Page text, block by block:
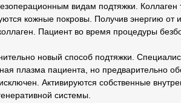
видам подтяжки.
кожные покровы. Получив энергию от
Пациент во время процедуры
новый способ подтяжки.
плазма пациента, но предварительно
Активируются собственные
системы.